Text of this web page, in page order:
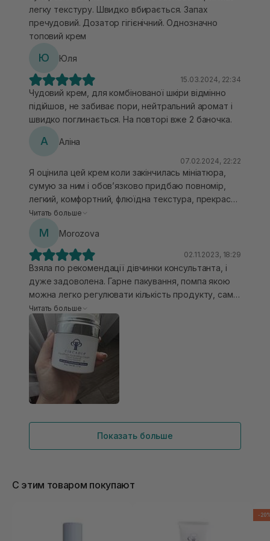
легку текстуру. Швидко вбирається. Запах
пречудовий. Дозатор гігієнічний. Однозначно
топовий крем
Ю Юля
15.03.2024, 22:34
Чудовий крем, для комбінованої шкіри відмінно
підійшов, не забиває пори, нейтральний аромат і
швидко поглинається. На повторі вже 2 баночка.
А Аліна
07.02.2024, 22:22
Я оцінила цей крем коли закінчилась мініатюра,
сумую за ним і обовʼязково придбаю повномір,
легкий, комфортний, флюїдна текстура, прекрасно
лягає, зволожує, шкіра помʼякшена, наповнена,
Читать больше
M Morozova
02.11.2023, 18:29
Взяла по рекомендації дівчинки консультанта, і
дуже задоволена. Гарне пакування, помпа якою
можна легко регулювати кількість продукту, сам
крем легкий, але дуже добре зволожує, закриваю
ним сироватку з віт С, або інші сироватки, крем
лягає дуже гарно не скочується, що дуже
важливо, дуже класне комбо рекомендую!
Читать больше
Показать больше
С этим товаром покупают
-